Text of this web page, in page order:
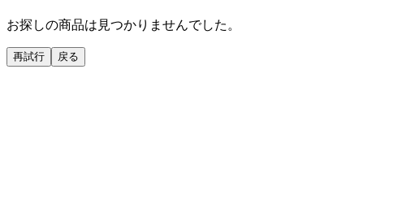
お探しの商品は見つかりませんでした。
再試行 戻る